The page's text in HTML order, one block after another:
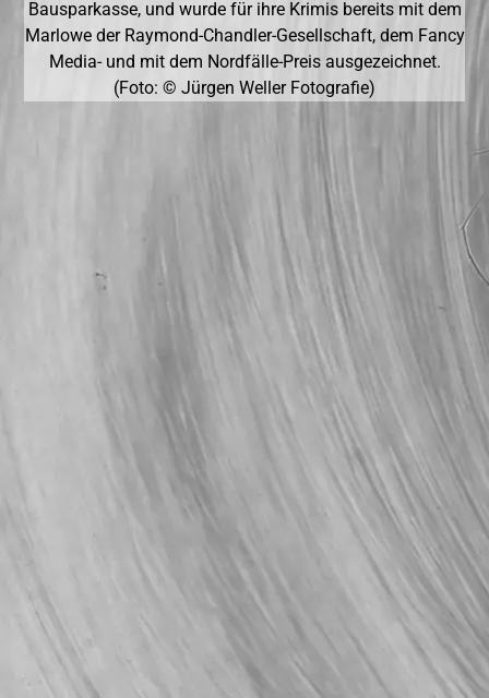
Bausparkasse, und wurde für ihre Krimis bereits mit dem
Marlowe der Raymond-Chandler-Gesellschaft, dem Fancy
Media- und mit dem Nordfälle-Preis ausgezeichnet.
(Foto: © Jürgen Weller Fotografie)